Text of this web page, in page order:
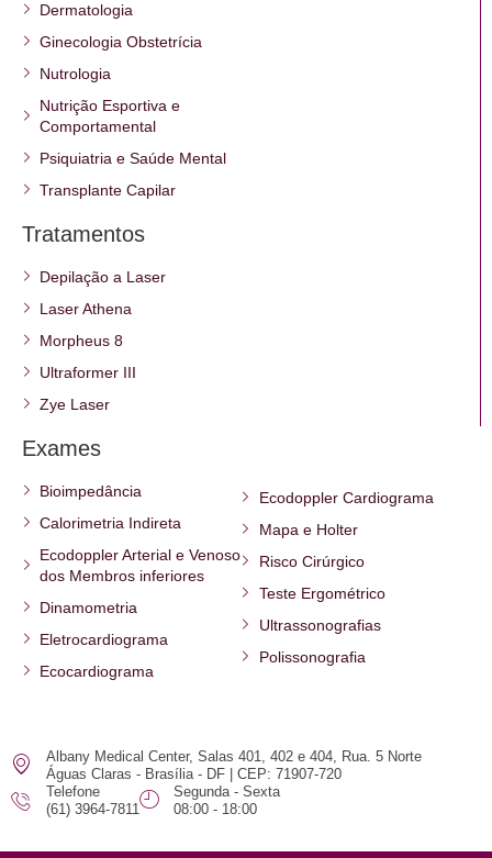
Dermatologia
Ginecologia Obstetrícia
Nutrologia
Nutrição Esportiva e
Comportamental
Psiquiatria e Saúde Mental
Transplante Capilar
Tratamentos
Depilação a Laser
Laser Athena
Morpheus 8
Ultraformer III
Zye Laser
Exames
Bioimpedância
Calorimetria Indireta
Ecodoppler Arterial e Venoso
dos Membros inferiores
Dinamometria
Eletrocardiograma
Ecocardiograma
Ecodoppler Cardiograma
Mapa e Holter
Risco Cirúrgico
Teste Ergométrico
Ultrassonografias
Polissonografia
Albany Medical Center, Salas 401, 402 e 404, Rua. 5 Norte
Águas Claras - Brasília - DF | CEP: 71907-720
Telefone
(61) 3964-7811
Segunda - Sexta
08:00 - 18:00